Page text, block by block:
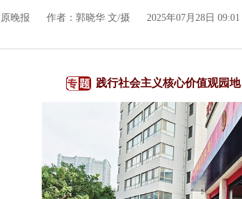
晚报 作者：郭晓华 文/摄 2025年07月28日 09:01
践行社会主义核心价值观园地